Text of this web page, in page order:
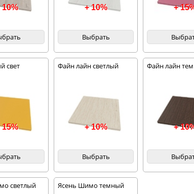
10% + 10%
Выбрать
+
свет
15%
Файн лайн светлый
+ 10%
Выбрать
Файн лайн
+
светлый Ясень Шимо темный